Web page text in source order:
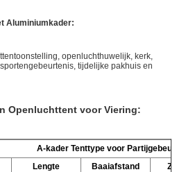
Aluminiumkader:
openluchthuwelijk, kerk,
tijdelijke pakhuis en
Openluchttent voor Viering:
A-kader Tenttype voor
Lengte Baaiafstand